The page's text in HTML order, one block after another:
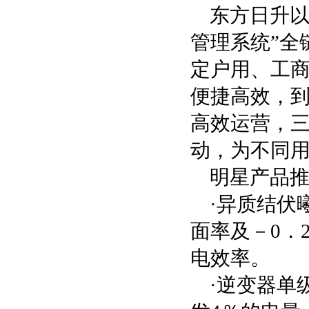
东方日升
管理系统”全
定户用、工
便捷高效，
高效运营，
动，为不同
明星产品
·异质结伏
面率及－0．
电效率。
·逆变器单